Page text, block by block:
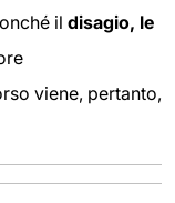
il disagio, le
viene, pertanto,